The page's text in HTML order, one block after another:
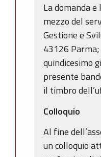
La domanda
mezzo del
Gestione e
43126
quindicesimo
presente
il timbro
Colloquio
Al fine
un colloquio